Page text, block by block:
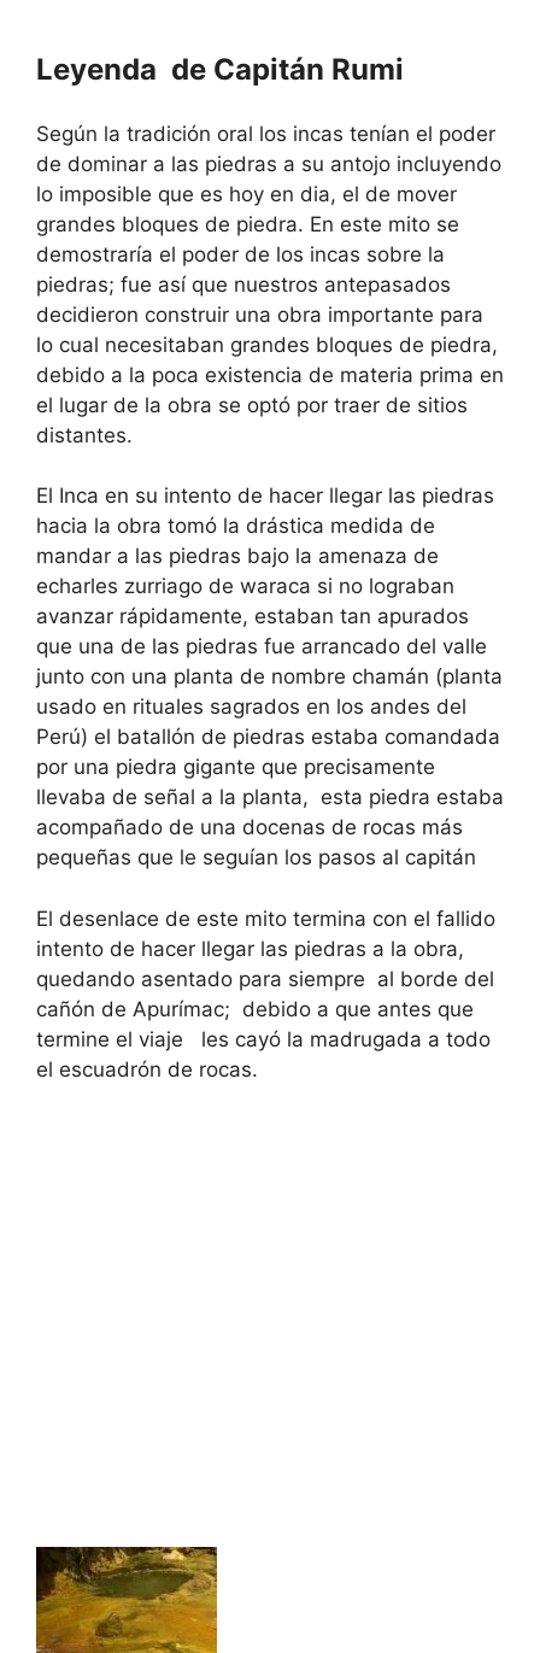
Leyenda de Capitán Rumi
Según la tradición oral los incas tenían el poder
de dominar a las piedras a su antojo incluyendo
lo imposible que es hoy en dia, el de mover
grandes bloques de piedra. En este mito se
demostraría el poder de los incas sobre la
piedras; fue así que nuestros antepasados
decidieron construir una obra importante para
lo cual necesitaban grandes bloques de piedra,
debido a la poca existencia de materia prima en
el lugar de la obra se optó por traer de sitios
distantes.
El Inca en su intento de hacer llegar las piedras
hacia la obra tomó la drástica medida de
mandar a las piedras bajo la amenaza de
echarles zurriago de waraca si no lograban
avanzar rápidamente, estaban tan apurados
que una de las piedras fue arrancado del valle
junto con una planta de nombre chamán (planta
usado en rituales sagrados en los andes del
Perú) el batallón de piedras estaba comandada
por una piedra gigante que precisamente
llevaba de señal a la planta, esta piedra estaba
acompañado de una docenas de rocas más
pequeñas que le seguían los pasos al capitán
El desenlace de este mito termina con el fallido
intento de hacer llegar las piedras a la obra,
quedando asentado para siempre al borde del
cañón de Apurímac; debido a que antes que
termine el viaje les cayó la madrugada a todo
el escuadrón de rocas.